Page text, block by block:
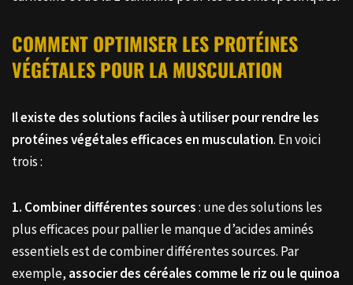
COMMENT OPTIMISER LES PROTÉINES
VÉGÉTALES POUR LA MUSCULATION
Il existe des solutions faciles à utiliser pour rendre les
protéines végétales efficaces en musculation. En voici
trois :
1. Combiner différentes sources: une des solutions les
plus efficaces pour pallier le manque d’acides aminés
essentiels est de combiner différentes sources. Par
exemple, associer des céréales comme le riz ou le quinoa